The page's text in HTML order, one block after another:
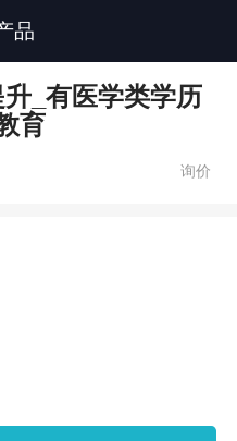
品
_有医学类学历
育
询价